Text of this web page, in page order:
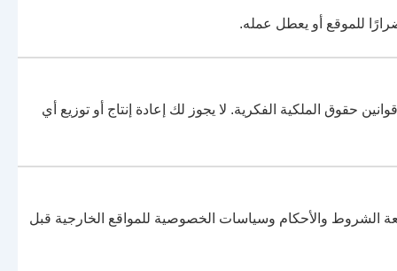
للموقع أو يعطل عمله.
حقوق الملكية الفكرية. لا يجوز لك إعادة إنتاج أو توزيع أي
الشروط والأحكام وسياسات الخصوصية للمواقع الخارجية قبل